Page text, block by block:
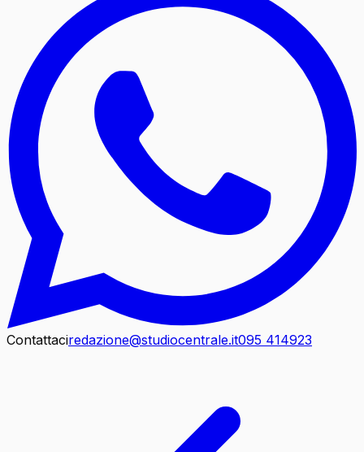
Contattaciredazione@studiocentrale.it095 414923